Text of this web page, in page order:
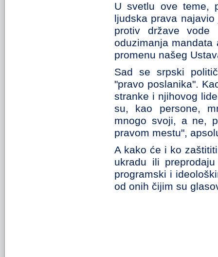
U svetlu ove teme,
ljudska prava
protiv države vode
oduzimanja
promenu našeg
Sad se srpski
"pravo poslanika".
stranke i njihovog
su, kao persone,
mnogo svoji, a ne,
pravom mestu",
A kako će i ko
ukradu ili
programski i
od onih čijim su